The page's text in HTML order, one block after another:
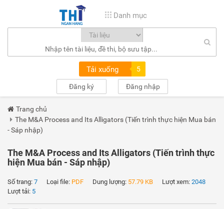
Danh mục
Tải xuống 5
Đăng ký Đăng nhập
Trang chủ
The M&A Process and Its Alligators (Tiến trình thực hiện Mua bán
- Sáp nhập)
The M&A Process and Its Alligators (Tiến trình thực
hiện Mua bán - Sáp nhập)
Số trang: 7 Loại file: PDF Dung lượng: 57.79 KB Lượt xem: 2048
Lượt tải: 5